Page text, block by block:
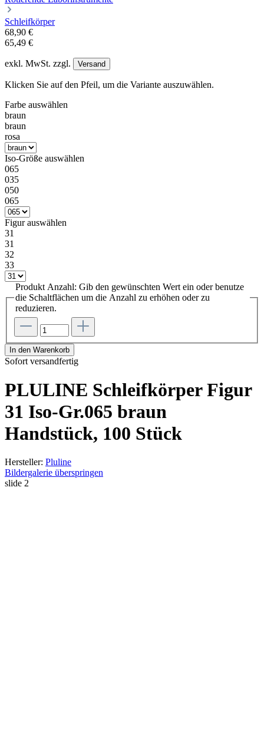
Schleifkörper
68,90 €
65,49 €
exkl. MwSt. zzgl. Versand
Klicken Sie auf den Pfeil, um die Variante auszuwählen.
Farbe auswählen
braun
braun
rosa
Iso-Größe auswählen
065
035
050
065
Figurauswählen
31
31
32
33
Produkt Anzahl: Gib den gewünschten Wert ein oder benutze
die Schaltflächen um die Anzahl zu erhöhen oder zu
reduzieren.
In den Warenkorb
Sofort versandfertig
PLULINE Schleifkörper Figur
31 Iso-Gr.065 braun
Handstück, 100 Stück
Hersteller: Pluline
Bildergalerie überspringen
slide 2